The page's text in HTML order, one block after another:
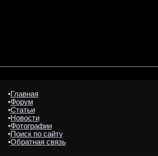
•Главная
•Форум
•Статьи
•Новости
•Фотографии
•Поиск по сайту
•Обратная связь